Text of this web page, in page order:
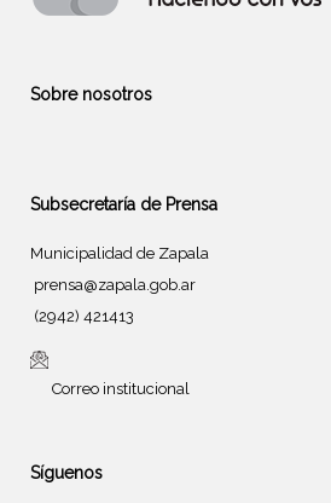
Sobre nosotros
Subsecretaría de Prensa
Municipalidad de Zapala
prensa@zapala.gob.ar
(2942) 421413
Correo institucional
Síguenos